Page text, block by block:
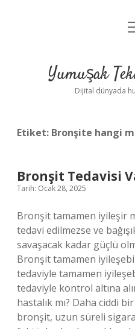
Yumuşak
Dijital dünyada
Etiket: Bronşite hangi
Bronşit Tedavisi
Tarih: Ocak 28, 2025
Bronşit tamamen iyileşir
tedavi edilmezse ve
savaşacak kadar güçlü
Bronşit tamamen
tedaviyle tamamen
tedaviyle kontrol altına
hastalık mı? Daha ciddi
bronşit, uzun süreli